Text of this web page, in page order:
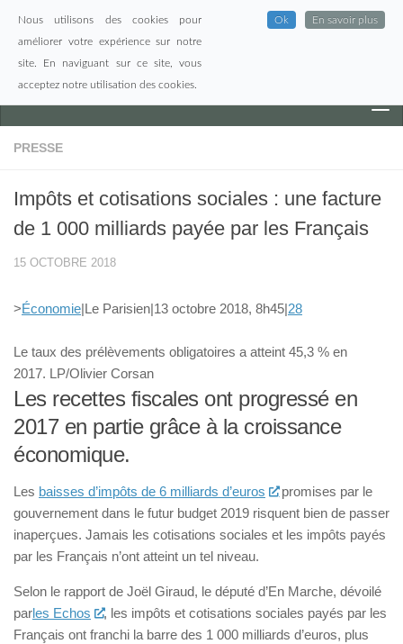
Skip to content
PRESSE
Impôts et cotisations sociales : une facture
de 1 000 milliards payée par les Français
15 OCTOBRE 2018
>Économie|Le Parisien|13 octobre 2018, 8h45|28
Le taux des prélèvements obligatoires a atteint 45,3 % en
2017. LP/Olivier Corsan
Les recettes fiscales ont progressé en
2017 en partie grâce à la croissance
économique.
Les baisses d’impôts de 6 milliards d’euros
promises par le
gouvernement dans le futur budget 2019 risquent bien de passer
inaperçues. Jamais les cotisations sociales et les impôts payés
par les Français n’ont atteint un tel niveau.
Selon le rapport de Joël Giraud, le député d’En Marche, dévoilé
parles Echos
, les impôts et cotisations sociales payés par les
Français ont franchi la barre des 1 000 milliards d’euros, plus
Nous utilisons des cookies pour
améliorer votre expérience sur notre
site. En naviguant sur ce site, vous
acceptez notre utilisation des cookies.
Ok En savoir plus